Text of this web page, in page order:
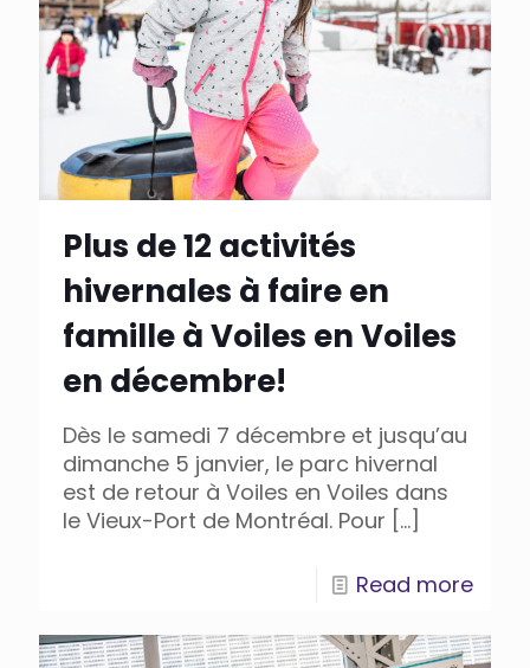
Plus de 12 activités
hivernales à faire en
famille à Voiles en Voiles
en décembre!
Dès le samedi 7 décembre et jusqu’au
dimanche 5 janvier, le parc hivernal
est de retour à Voiles en Voiles dans
le Vieux-Port de Montréal. Pour […]
Read more